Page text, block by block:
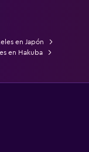
en Japón
en Hakuba